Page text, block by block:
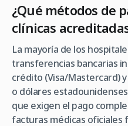
¿Qué métodos de
clínicas
La mayoría de los
transferencias bancarias
crédito (Visa/Mastercard)
o dólares
que exigen el pago
facturas médicas oficiales